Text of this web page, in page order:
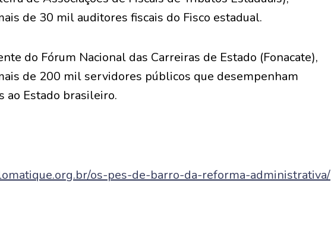
de 30 mil auditores fiscais do Fisco estadual.
do Fórum Nacional das Carreiras de Estado (Fonacate),
de 200 mil servidores públicos que desempenham
ao Estado brasileiro.
os-pes-de-barro-da-reforma-administrativa/